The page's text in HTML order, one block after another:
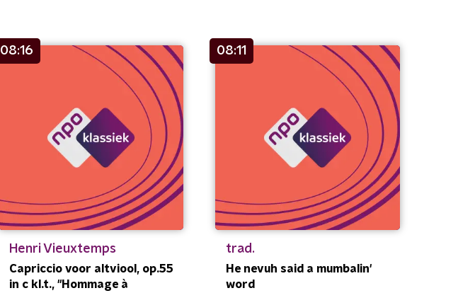
08:16
Henri Vieuxtemps
Capriccio voor altviool, op.55
in c kl.t., "Hommage à
08:11
trad.
He nevuh said a mumbalin'
word